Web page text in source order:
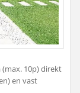
10p) direkt
en vast